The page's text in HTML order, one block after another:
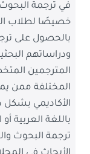
في ترجمة
خصيصًا لطلاب
بالحصول على
ودراساتهم
المترجمين
المختلفة ممن
الأكاديمي بشكل
باللغة العربية
ترجمة البحوث